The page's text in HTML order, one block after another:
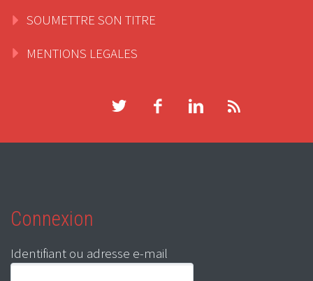
SOUMETTRE SON TITRE
MENTIONS LEGALES
Connexion
Identifiant ou adresse e-mail